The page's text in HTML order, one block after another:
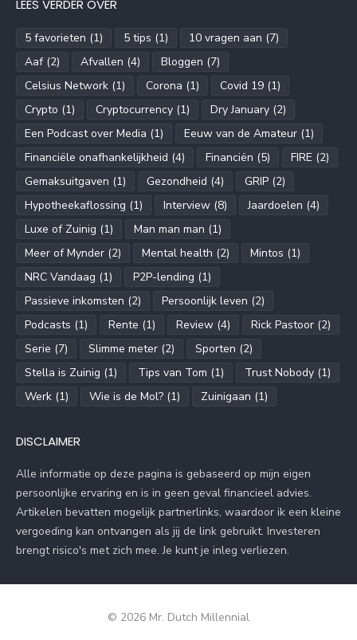
LEES VERDER OVER
5 favorieten (1) 5 tips (1) 10 vragen aan (7)
Aaf(2) Afvallen (4) Bloggen (7)
Celsius Network (1) Corona (1) Covid 19 (1)
Crypto (1) Cryptocurrency (1) Dry January (2)
Een Podcast over Media (1) Eeuw van de Amateur (1)
Financiële onafhankelijkheid (4) Financiën (5) FIRE (2)
Gemaksuitgaven (1) Gezondheid (4) GRIP (2)
Hypotheekaflossing (1) Interview (8) Jaardoelen (4)
Luxe of Zuinig (1) Man man man (1)
Meer of Mynder (2) Mental health (2) Mintos (1)
NRC Vandaag (1) P2P-lending (1)
Passieve inkomsten (2) Persoonlijk leven (2)
Podcasts (1) Rente (1) Review (4) Rick Pastoor (2)
Serie (7) Slimme meter (2) Sporten (2)
Stella is Zuinig (1) Tips van Tom (1) Trust Nobody (1)
Werk (1) Wie is de Mol? (1) Zuinigaan (1)
DISCLAIMER
Alle informatie op deze pagina is gebaseerd op mijn eigen
persoonlijke ervaring en is in geen geval financieel advies.
Artikelen bevatten mogelijk partnerlinks, waardoor ik een kleine
vergoeding kan ontvangen als jij de link gebruikt. Investeren
brengt risico's met zich mee. Je kunt je inleg verliezen.
© 2026 Mr. Dutch Millennial